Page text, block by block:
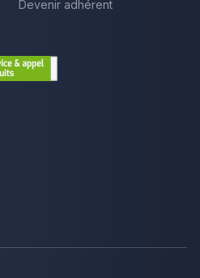
Devenir adhérent